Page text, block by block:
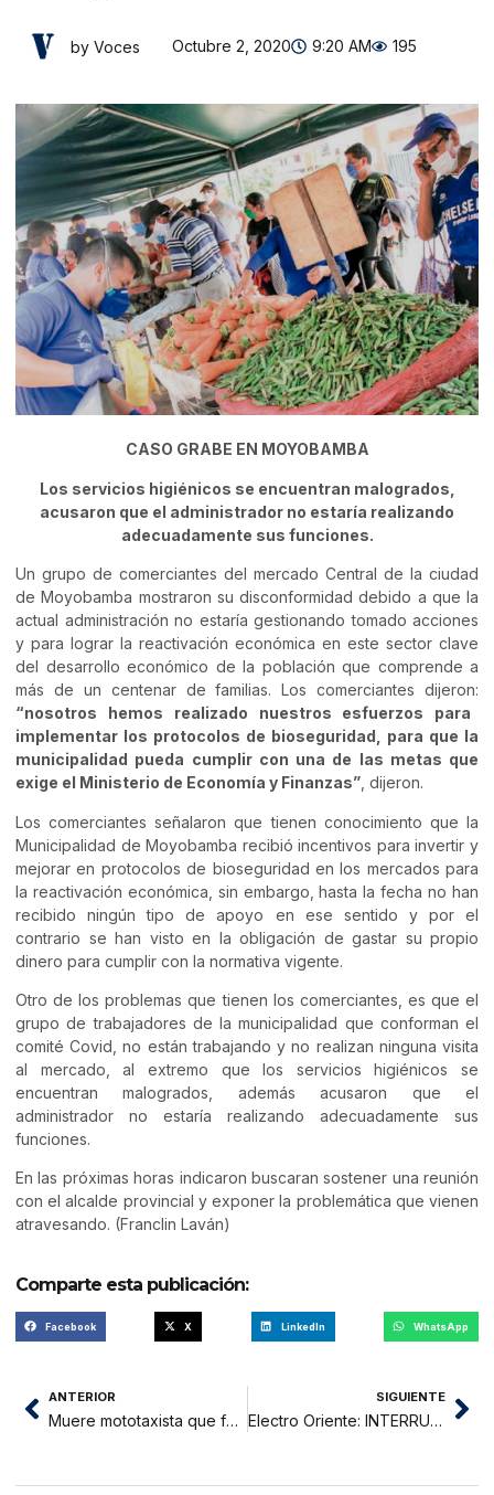
by Voces Octubre 2, 2020 9:20 AM 195
CASO GRABE EN MOYOBAMBA
Los servicios higiénicos se encuentran malogrados,
acusaron que el administrador no estaría realizando
adecuadamente sus funciones.
Un grupo de comerciantes del mercado Central de la ciudad
de Moyobamba mostraron su disconformidad debido a que la
actual administración no estaría gestionando tomado acciones
y para lograr la reactivación económica en este sector clave
del desarrollo económico de la población que comprende a
más de un centenar de familias. Los comerciantes dijeron:
“nosotros hemos realizado nuestros esfuerzos para
implementar los protocolos de bioseguridad, para que la
municipalidad pueda cumplir con una de las metas que
exige el Ministerio de Economía y Finanzas” , dijeron.
Los comerciantes señalaron que tienen conocimiento que la
Municipalidad de Moyobamba recibió incentivos para invertir y
mejorar en protocolos de bioseguridad en los mercados para
la reactivación económica, sin embargo, hasta la fecha no han
recibido ningún tipo de apoyo en ese sentido y por el
contrario se han visto en la obligación de gastar su propio
dinero para cumplir con la normativa vigente.
Otro de los problemas que tienen los comerciantes, es que el
grupo de trabajadores de la municipalidad que conforman el
comité Covid, no están trabajando y no realizan ninguna visita
al mercado, al extremo que los servicios higiénicos se
encuentran malogrados, además acusaron que el
administrador no estaría realizando adecuadamente sus
funciones.
En las próximas horas indicaron buscaran sostener una reunión
con el alcalde provincial y exponer la problemática que vienen
atravesando. (Franclin Laván)
Comparte esta publicación:
Facebook X LinkedIn WhatsApp
ANTERIOR
Muere mototaxista que fue chocado por una furgoneta en la carretera FBT
SIGUIENTE
Electro Oriente: INTERRUPCIÓN DEL SERVICIO ELÉCTRICO POR FUERZA MAYOR – SAN MARTÍN